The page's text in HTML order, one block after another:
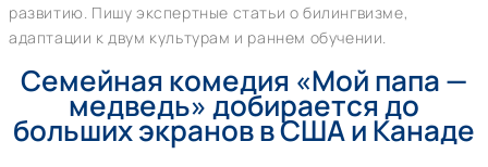
развитию. Пишу экспертные статьи о билингвизме,
адаптации к двум культурам и раннем обучении.
Семейная комедия «Мой папа —
медведь» добирается до
больших экранов в США и Канаде